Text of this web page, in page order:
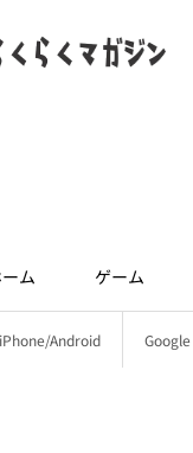
ム ゲーム
iPhone/Android